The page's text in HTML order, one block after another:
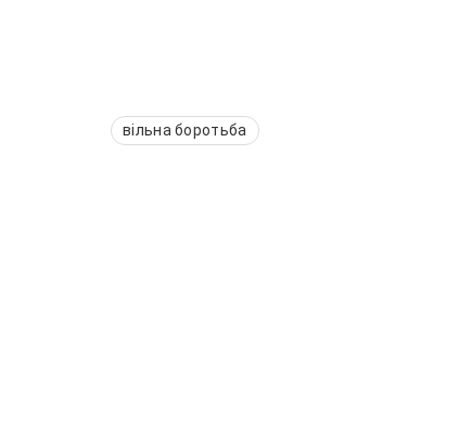
вільна боротьба